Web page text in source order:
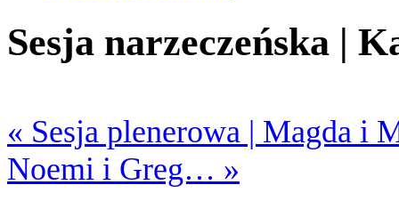
Sesja narzeczeńska |
« Sesja plenerowa | Magda i
Noemi i Greg… »